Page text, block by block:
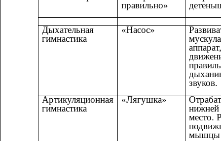
правильно»
Дыхательная
гимнастика
«Насос»
звуков.
Артикуляционная
гимнастика
«Лягушка»
нижней
место.
мышцы